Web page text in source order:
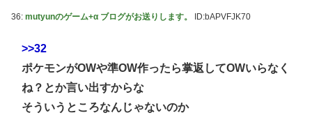
36: mutyunのゲーム+α ブログがお送りします。 ID:bAPVFJK70
>>32
ポケモンがOWや準OW作ったら掌返してOWいらなく
ね？とか言い出すからな
そういうところなんじゃないのか